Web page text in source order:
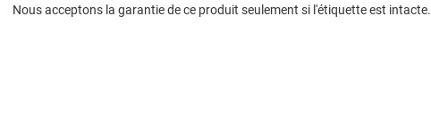
Nous acceptons la garantie de ce produit seulement si l'étiquette est intacte.